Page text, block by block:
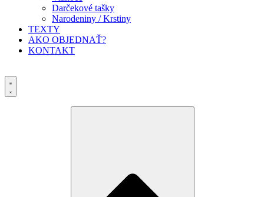
Darčekové tašky
Narodeniny / Krstiny
TEXTY
AKO OBJEDNAŤ?
KONTAKT